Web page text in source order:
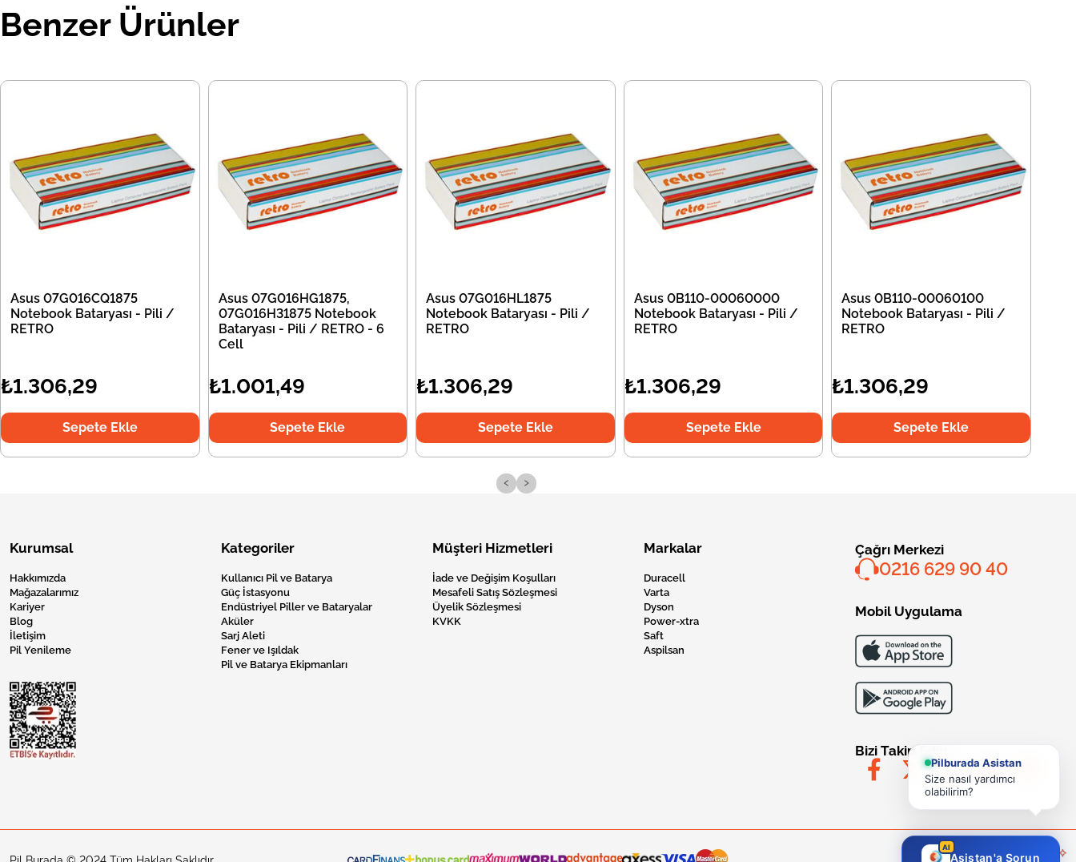
Benzer Ürünler
Asus 07G016CQ1875
Notebook Bataryası - Pili /
RETRO
₺1.306,29
Sepete Ekle
Asus 07G016HG1875,
07G016H31875 Notebook
Bataryası - Pili / RETRO - 6
Cell
₺1.001,49
Sepete Ekle
Asus 07G016HL1875
Notebook Bataryası - Pili /
RETRO
₺1.306,29
Sepete Ekle
Asus 0B110-00060000
Notebook Bataryası - Pili /
RETRO
₺1.306,29
Sepete Ekle
Asus 0B110-00060100
Notebook Bataryası - Pili /
RETRO
₺1.306,29
Sepete Ekle
‹ ›
Kurumsal
Hakkımızda
Mağazalarımız
Kariyer
Blog
İletişim
Pil Yenileme
Kategoriler
Kullanıcı Pil ve Batarya
Güç İstasyonu
Endüstriyel Piller ve Bataryalar
Aküler
Sarj Aleti
Fener ve Işıldak
Pil ve Batarya Ekipmanları
Müşteri Hizmetleri
İade ve Değişim Koşulları
Mesafeli Satış Sözleşmesi
Üyelik Sözleşmesi
KVKK
Markalar
Duracell
Varta
Dyson
Power-xtra
Saft
Aspilsan
Çağrı Merkezi
0216 629 90 40
Mobil Uygulama
Bizi Takip Edin
Pilburada Asistan
Size nasıl yardımcı
olabilirim?
AI
Asistan'a Sorun